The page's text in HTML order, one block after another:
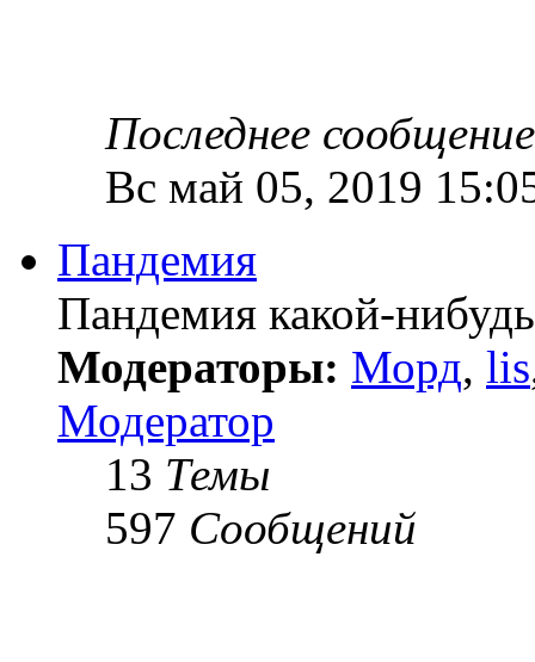
Последнее сообщение
Вс май 05, 2019
Пандемия
Пандемия какой-
Модераторы: Морд, lis
Модератор
13 Темы
597 Сообщений